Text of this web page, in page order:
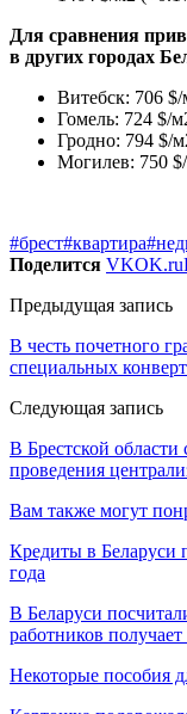
Для сравнения
в других городах
Витебск: 706
Гомель: 724 $/
Гродно: 794 $/
Могилев: 750
#брест#квартира
Поделится VKOK.ru
Предыдущая запись
В честь почетного
специальных
Следующая запись
В Брестской области
проведения
Вам также могут
Кредиты в Беларуси
года
В Беларуси
работников
Некоторые пособия